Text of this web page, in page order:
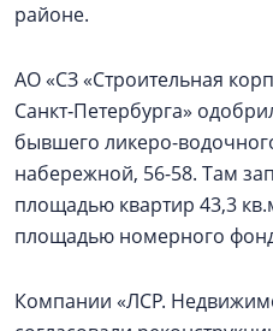
районе.
АО «СЗ «Строительная
Санкт‑Петербурга»
бывшего ликеро-
набережной, 56-58. Там
площадью квартир 43,3
площадью номерного
Компании «ЛСР.